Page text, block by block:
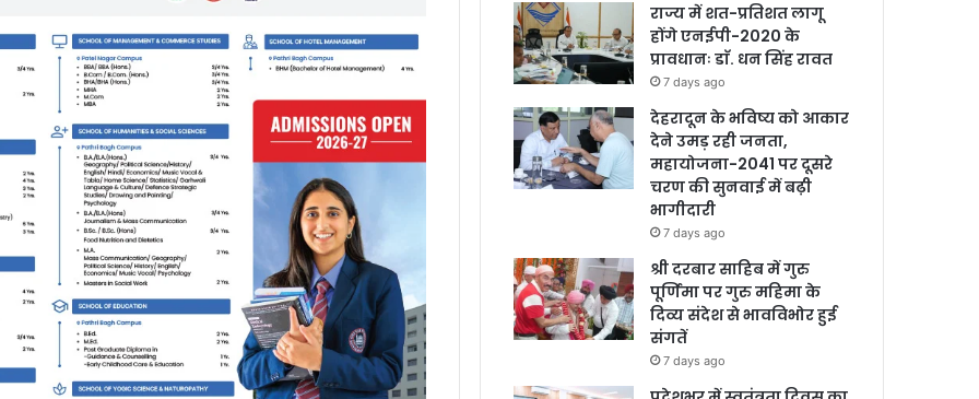
राज्य में शत-प्रतिशत लागू
होंगे एनईपी-2020 के
प्रावधानः डाॅ. धन सिंह रावत
7 days ago
देहरादून के भविष्य को आकार
देने उमड़ रही जनता,
महायोजना-2041 पर दूसरे
चरण की सुनवाई में बढ़ी
भागीदारी
7 days ago
श्री दरबार साहिब में गुरु
पूर्णिमा पर गुरु महिमा के
दिव्य संदेश से भावविभोर हुई
संगतें
7 days ago